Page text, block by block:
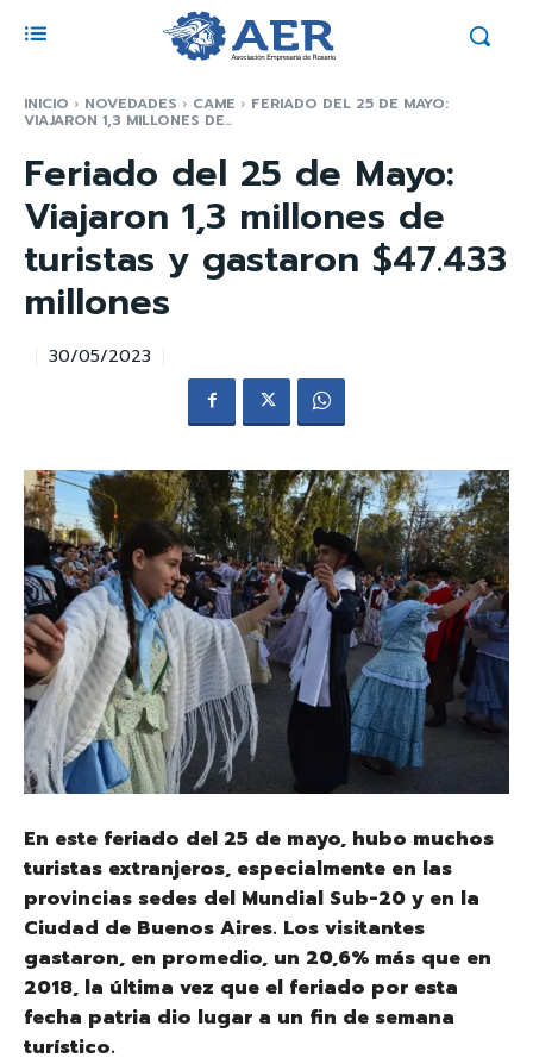
INICIO NOVEDADES CAME FERIADO DEL 25 DE MAYO:
VIAJARON 1,3 MILLONES DE...
Feriado del 25 de Mayo:
Viajaron 1,3 millones de
turistas y gastaron $47.433
millones
30/05/2023
En este feriado del 25 de mayo, hubo muchos
turistas extranjeros, especialmente en las
provincias sedes del Mundial Sub-20 y en la
Ciudad de Buenos Aires. Los visitantes
gastaron, en promedio, un 20,6% más que en
2018, la última vez que el feriado por esta
fecha patria dio lugar a un fin de semana
turístico.